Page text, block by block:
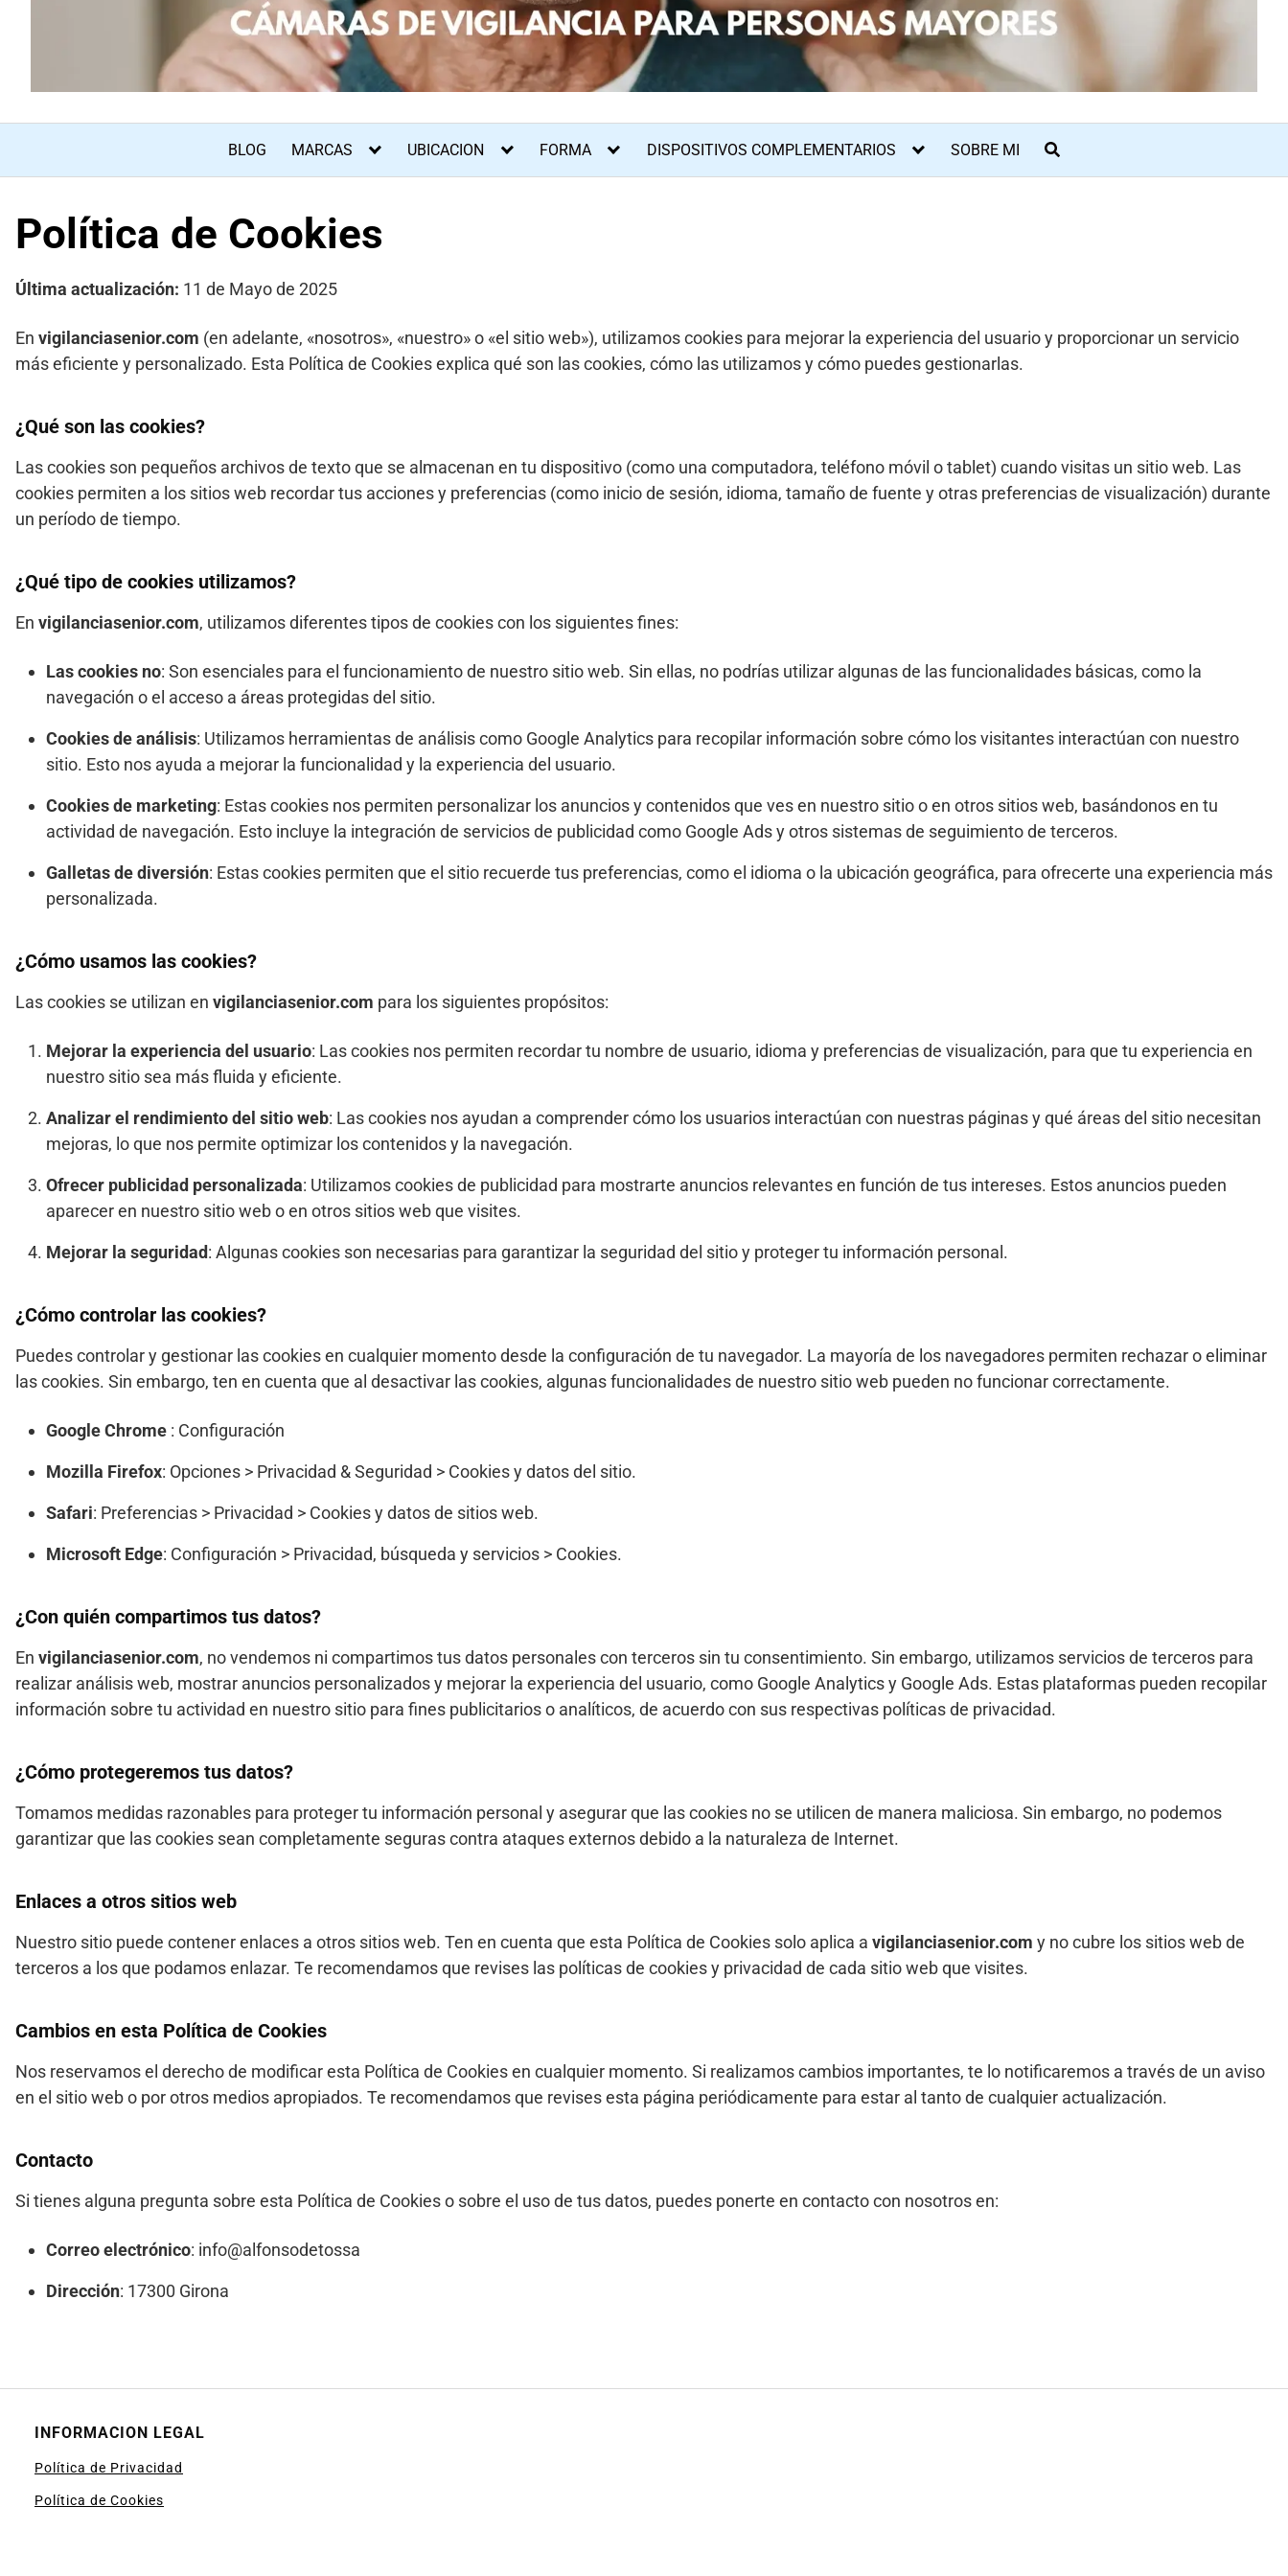
BLOG MARCAS UBICACION FORMA DISPOSITIVOS COMPLEMENTARIOS SOBRE MI
Política de Cookies
Última actualización: 11 de Mayo de 2025
En vigilanciasenior.com (en adelante, «nosotros», «nuestro» o «el sitio web»), utilizamos cookies para mejorar la experiencia del usuario y proporcionar un servicio
más eficiente y personalizado. Esta Política de Cookies explica qué son las cookies, cómo las utilizamos y cómo puedes gestionarlas.
¿Qué son las cookies?
Las cookies son pequeños archivos de texto que se almacenan en tu dispositivo (como una computadora, teléfono móvil o tablet) cuando visitas un sitio web. Las
cookies permiten a los sitios web recordar tus acciones y preferencias (como inicio de sesión, idioma, tamaño de fuente y otras preferencias de visualización) durante
un período de tiempo.
¿Qué tipo de cookies utilizamos?
En vigilanciasenior.com, utilizamos diferentes tipos de cookies con los siguientes fines:
Las cookies no: Son esenciales para el funcionamiento de nuestro sitio web. Sin ellas, no podrías utilizar algunas de las funcionalidades básicas, como la
navegación o el acceso a áreas protegidas del sitio.
Cookies de análisis: Utilizamos herramientas de análisis como Google Analytics para recopilar información sobre cómo los visitantes interactúan con nuestro
sitio. Esto nos ayuda a mejorar la funcionalidad y la experiencia del usuario.
Cookies de marketing: Estas cookies nos permiten personalizar los anuncios y contenidos que ves en nuestro sitio o en otros sitios web, basándonos en tu
actividad de navegación. Esto incluye la integración de servicios de publicidad como Google Ads y otros sistemas de seguimiento de terceros.
Galletas de diversión: Estas cookies permiten que el sitio recuerde tus preferencias, como el idioma o la ubicación geográfica, para ofrecerte una experiencia más
personalizada.
¿Cómo usamos las cookies?
Las cookies se utilizan en vigilanciasenior.com para los siguientes propósitos:
Mejorar la experiencia del usuario: Las cookies nos permiten recordar tu nombre de usuario, idioma y preferencias de visualización, para que tu experiencia en
nuestro sitio sea más fluida y eficiente.
Analizar el rendimiento del sitio web: Las cookies nos ayudan a comprender cómo los usuarios interactúan con nuestras páginas y qué áreas del sitio necesitan
mejoras, lo que nos permite optimizar los contenidos y la navegación.
Ofrecer publicidad personalizada: Utilizamos cookies de publicidad para mostrarte anuncios relevantes en función de tus intereses. Estos anuncios pueden
aparecer en nuestro sitio web o en otros sitios web que visites.
Mejorar la seguridad: Algunas cookies son necesarias para garantizar la seguridad del sitio y proteger tu información personal.
¿Cómo controlar las cookies?
Puedes controlar y gestionar las cookies en cualquier momento desde la configuración de tu navegador. La mayoría de los navegadores permiten rechazar o eliminar
las cookies. Sin embargo, ten en cuenta que al desactivar las cookies, algunas funcionalidades de nuestro sitio web pueden no funcionar correctamente.
Google Chrome : Configuración
Mozilla Firefox: Opciones > Privacidad & Seguridad > Cookies y datos del sitio.
Safari: Preferencias > Privacidad > Cookies y datos de sitios web.
Microsoft Edge: Configuración > Privacidad, búsqueda y servicios > Cookies.
¿Con quién compartimos tus datos?
En vigilanciasenior.com, no vendemos ni compartimos tus datos personales con terceros sin tu consentimiento. Sin embargo, utilizamos servicios de terceros para
realizar análisis web, mostrar anuncios personalizados y mejorar la experiencia del usuario, como Google Analytics y Google Ads. Estas plataformas pueden recopilar
información sobre tu actividad en nuestro sitio para fines publicitarios o analíticos, de acuerdo con sus respectivas políticas de privacidad.
¿Cómo protegeremos tus datos?
Tomamos medidas razonables para proteger tu información personal y asegurar que las cookies no se utilicen de manera maliciosa. Sin embargo, no podemos
garantizar que las cookies sean completamente seguras contra ataques externos debido a la naturaleza de Internet.
Enlaces a otros sitios web
Nuestro sitio puede contener enlaces a otros sitios web. Ten en cuenta que esta Política de Cookies solo aplica a vigilanciasenior.com y no cubre los sitios web de
terceros a los que podamos enlazar. Te recomendamos que revises las políticas de cookies y privacidad de cada sitio web que visites.
Cambios en esta Política de Cookies
Nos reservamos el derecho de modificar esta Política de Cookies en cualquier momento. Si realizamos cambios importantes, te lo notificaremos a través de un aviso
en el sitio web o por otros medios apropiados. Te recomendamos que revises esta página periódicamente para estar al tanto de cualquier actualización.
Contacto
Si tienes alguna pregunta sobre esta Política de Cookies o sobre el uso de tus datos, puedes ponerte en contacto con nosotros en:
Correo electrónico: info@alfonsodetossa
Dirección: 17300 Girona
INFORMACION LEGAL
Política de Privacidad
Política de Cookies